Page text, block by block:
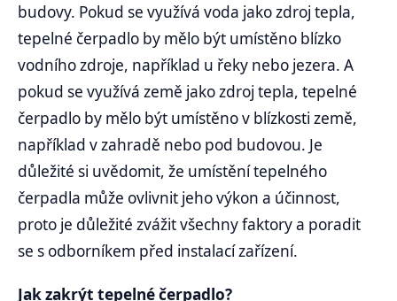
budovy. Pokud se využívá voda jako zdroj tepla,
tepelné čerpadlo by mělo být umístěno blízko
vodního zdroje, například u řeky nebo jezera. A
pokud se využívá země jako zdroj tepla, tepelné
čerpadlo by mělo být umístěno v blízkosti země,
například v zahradě nebo pod budovou. Je
důležité si uvědomit, že umístění tepelného
čerpadla může ovlivnit jeho výkon a účinnost,
proto je důležité zvážit všechny faktory a poradit
se s odborníkem před instalací zařízení.
Jak zakrýt tepelné čerpadlo?